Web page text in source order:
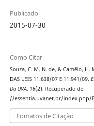
Publicado
2015-07-30
Como Citar
Souza, C. M. N. de, & Camêlo, H.
DAS LEIS 11.638/07 E 11.941/09.
Da UVA, 16(2). Recuperado de
//essentia.uvanet.br/index.php/
Fomatos de Citação